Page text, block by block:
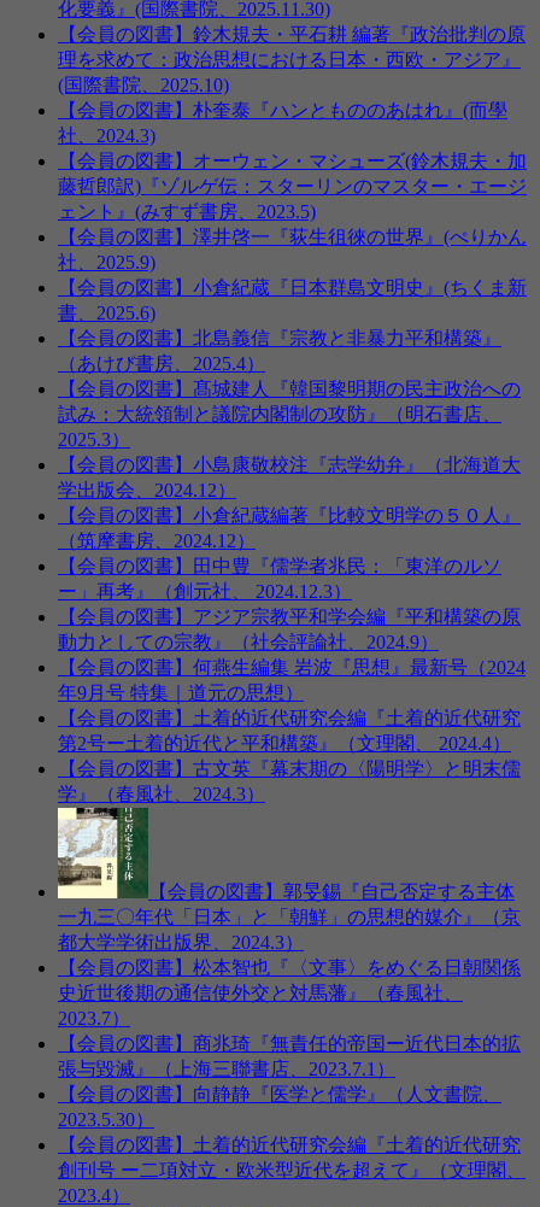
化要義』(国際書院、2025.11.30)
【会員の図書】鈴木規夫・平石耕 編著『政治批判の原
理を求めて：政治思想における日本・西欧・アジア』
(国際書院、2025.10)
【会員の図書】朴奎泰『ハンともののあはれ』(而學
社、2024.3)
【会員の図書】オーウェン・マシューズ(鈴木規夫・加
藤哲郎訳)『ゾルゲ伝：スターリンのマスター・エージ
ェント』(みすず書房、2023.5)
【会員の図書】澤井啓一『荻生徂徠の世界』(ぺりかん
社、2025.9)
【会員の図書】小倉紀蔵『日本群島文明史』(ちくま新
書、2025.6)
【会員の図書】北島義信『宗教と非暴力平和構築』
（あけび書房、2025.4）
【会員の図書】髙城建人『韓国黎明期の民主政治への
試み：大統領制と議院内閣制の攻防』（明石書店、
2025.3）
【会員の図書】小島康敬校注『志学幼弁』（北海道大
学出版会、2024.12）
【会員の図書】小倉紀蔵編著『比較文明学の５０人』
（筑摩書房、2024.12）
【会員の図書】田中豊『儒学者兆民：「東洋のルソ
ー」再考』（創元社、 2024.12.3）
【会員の図書】アジア宗教平和学会編『平和構築の原
動力としての宗教』（社会評論社、2024.9）
【会員の図書】何燕生編集 岩波『思想』最新号（2024
年9月号 特集｜道元の思想）
【会員の図書】土着的近代研究会編『土着的近代研究
第2号ー土着的近代と平和構築』（文理閣、 2024.4）
【会員の図書】古文英『幕末期の〈陽明学〉と明末儒
学』（春風社、2024.3）
【会員の図書】郭旻錫『自己否定する主体
一九三〇年代「日本」と「朝鮮」の思想的媒介』（京
都大学学術出版界、2024.3）
【会員の図書】松本智也『〈文事〉をめぐる日朝関係
史近世後期の通信使外交と対馬藩』（春風社、
2023.7）
【会員の図書】商兆琦『無責任的帝国ー近代日本的拡
張与毀滅』（上海三聯書店、2023.7.1）
【会員の図書】向静静『医学と儒学』（人文書院、
2023.5.30）
【会員の図書】土着的近代研究会編『土着的近代研究
創刊号 ー二項対立・欧米型近代を超えて』（文理閣、
2023.4）